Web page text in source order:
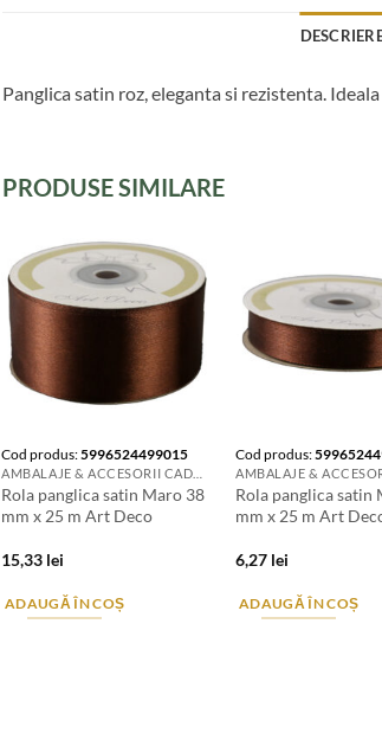
Panglica satin roz, eleganta si rezistenta.
PRODUSE SIMILARE
Cod produs:5996524499015
Rola panglica satin Maro 38
mm x 25 m Art Deco
15,33 lei
ADAUGĂ ÎN COȘ
Cod produs:
Rola panglica satin
mm x 25 m Art
6,27 lei
ADAUGĂ ÎN COȘ